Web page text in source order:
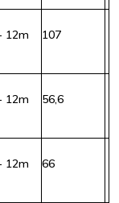
12m 107
12m 56,6
12m 66